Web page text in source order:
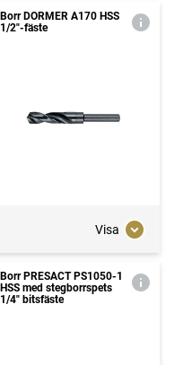
Borr DORMER A170 HSS
1/2"-fäste
Visa
Borr PRESACT PS1050-1
HSS med stegborrspets
1/4" bitsfäste